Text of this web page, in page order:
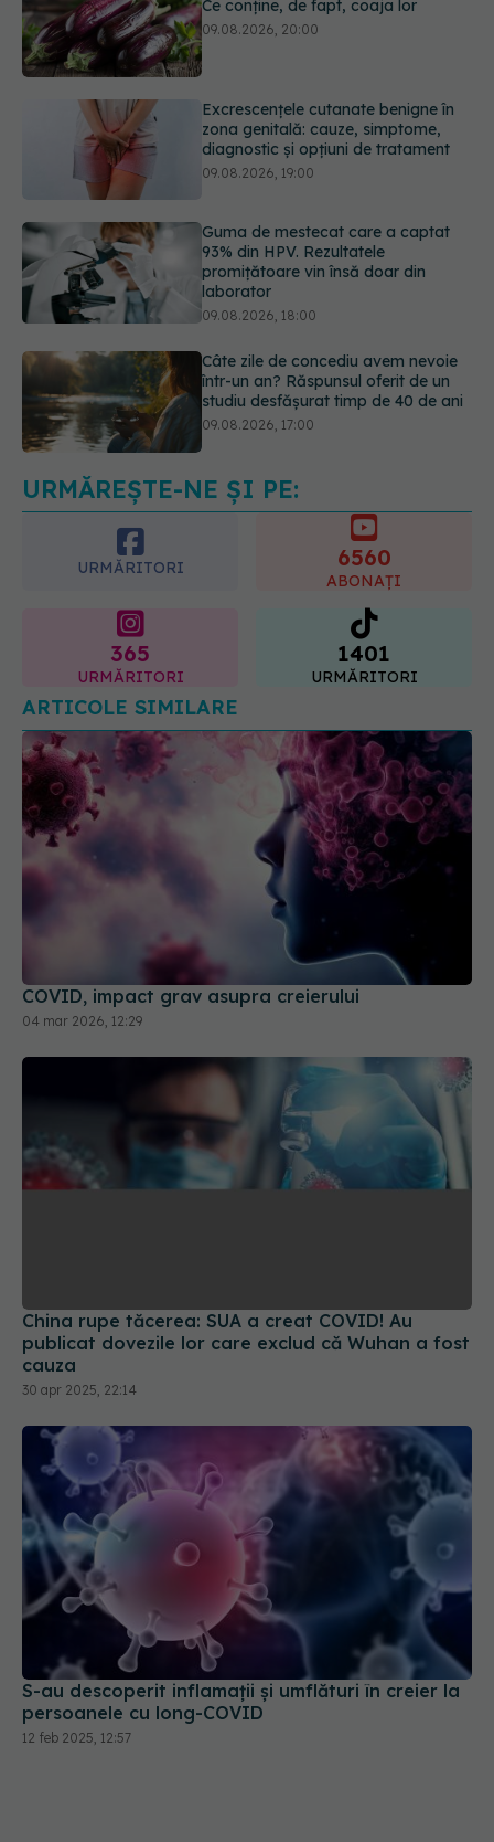
Excrescențele cutanate benigne în
zona genitală: cauze, simptome,
Guma de mestecat care a captat
93% din HPV. Rezultatele
promițătoare vin însă doar din
09.08.2026, 18:00
Câte zile de concediu avem nevoie
într-un an? Răspunsul oferit de un
studiu desfășurat timp de 40 de ani
Reclamele din platformele medicale
AI pot influența prescrierea
medicamentelor
URMĂREȘTE-NE ȘI PE:
URMĂRITORI 6560
ABONAȚI
365
URMĂRITORI
1401
URMĂRITORI
ARTICOLE SIMILARE
COVID, impact grav asupra creierului
04 mar 2026, 12:29
China rupe tăcerea: SUA a creat COVID! Au
publicat dovezile lor care exclud că Wuhan a fost
cauza
30 apr 2025, 22:14
S-au descoperit inflamaţii și umflături în creier la
persoanele cu long-COVID
12 feb 2025, 12:57